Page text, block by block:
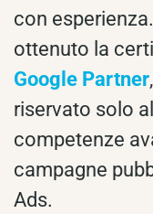
con
ottenuto la
Google Partner
riservato solo
competenze
campagne
Ads.